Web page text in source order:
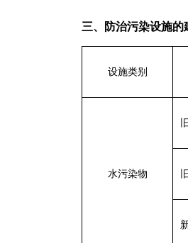
三、防治污染设施的
设施类别
水污染物